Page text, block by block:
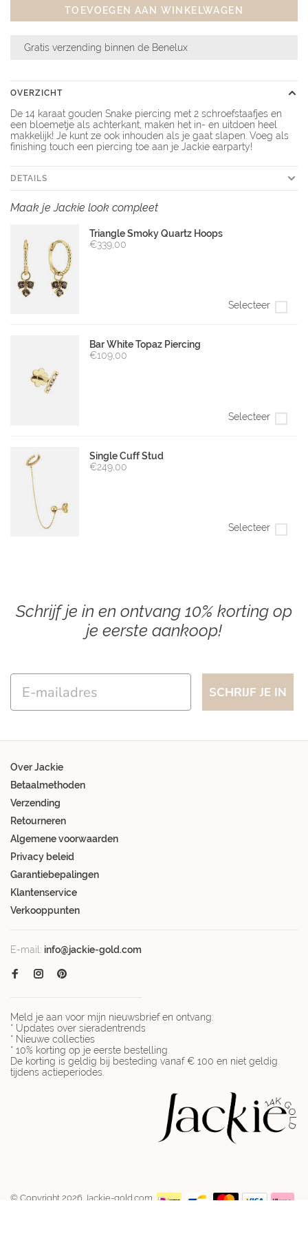
TOEVOEGEN AAN WINKELWAGEN
Gratis verzending binnen de Benelux
OVERZICHT
De 14 karaat gouden Snake piercing met 2 schroefstaafjes en
een bloemetje als achterkant, maken het in- en uitdoen heel
makkelijk! Je kunt ze ook inhouden als je gaat slapen. Voeg als
finishing touch een piercing toe aan je Jackie earparty!
DETAILS
Maak je Jackie look compleet
Triangle Smoky Quartz Hoops
€339,00
Selecteer
Bar White Topaz Piercing
€109,00
Selecteer
Single Cuff Stud
€249,00
Selecteer
Schrijf je in en ontvang 10% korting op
je eerste aankoop!
SCHRIJF JE IN
Over Jackie
Betaalmethoden
Verzending
Retourneren
Algemene voorwaarden
Privacy beleid
Garantiebepalingen
Klantenservice
Verkooppunten
E-mail: info@jackie-gold.com
Meld je aan voor mijn nieuwsbrief en ontvang:
* Updates over sieradentrends
* Nieuwe collecties
* 10% korting op je eerste bestelling
De korting is geldig bij besteding vanaf € 100 en niet geldig
tijdens actieperiodes.
© Copyright 2026 Jackie-gold.com